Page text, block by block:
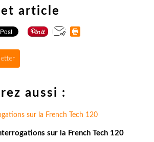
article
aussi :
sur la French Tech 120